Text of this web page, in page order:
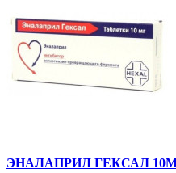
ЭНАЛАПРИЛ ГЕКСАЛ